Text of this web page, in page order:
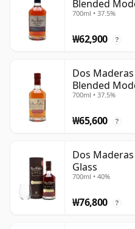
Blended
700ml • 37.5%
₩62,900 ?
Dos
Blended
700ml • 37.5%
₩65,600 ?
Dos
Glass
700ml • 40%
₩76,800 ?